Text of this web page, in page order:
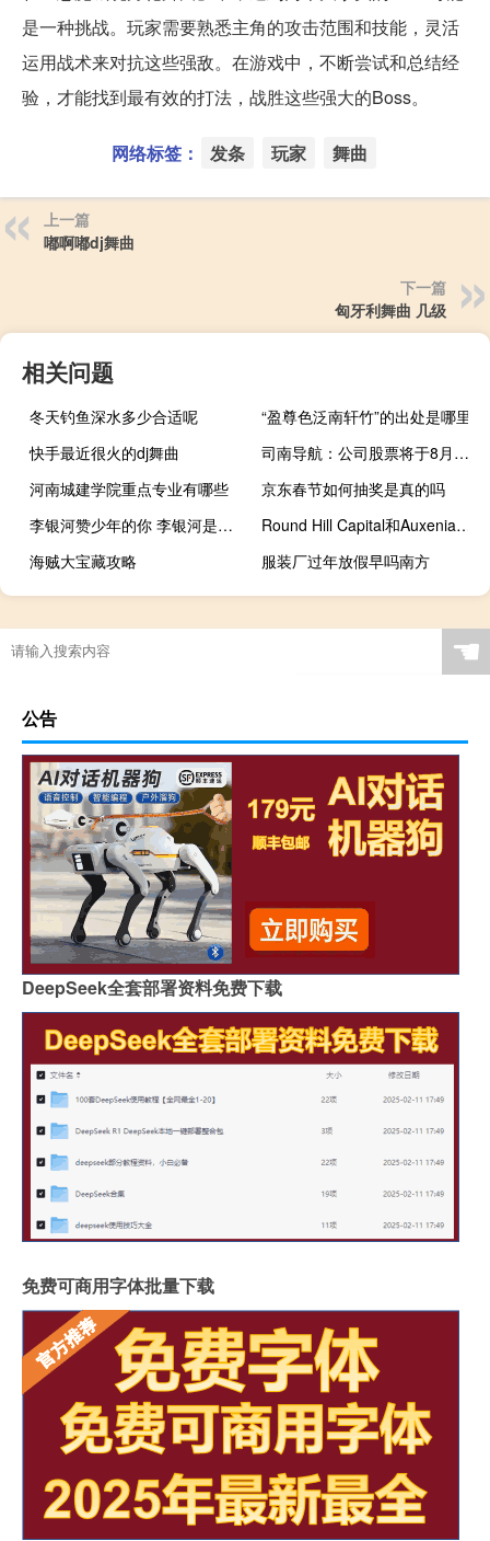
是一种挑战。玩家需要熟悉主角的攻击范围和技能，灵活
运用战术来对抗这些强敌。在游戏中，不断尝试和总结经
验，才能找到最有效的打法，战胜这些强大的Boss。
网络标签： 发条 玩家 舞曲
上一篇
嘟啊嘟dj舞曲
下一篇
匈牙利舞曲 几级
相关问题
冬天钓鱼深水多少合适呢
“盈尊色泛南轩竹”的出处是哪里
快手最近很火的dj舞曲
司南导航：公司股票将于8月16日于科创板上市 发行价50.5元/股
河南城建学院重点专业有哪些
京东春节如何抽奖是真的吗
李银河赞少年的你 李银河是谁李银河如何评价的
Round Hill Capital和Auxenia扩大德国老年住房组合
海贼大宝藏攻略
服装厂过年放假早吗南方
☚
公告
DeepSeek全套部署资料免费下载
免费可商用字体批量下载